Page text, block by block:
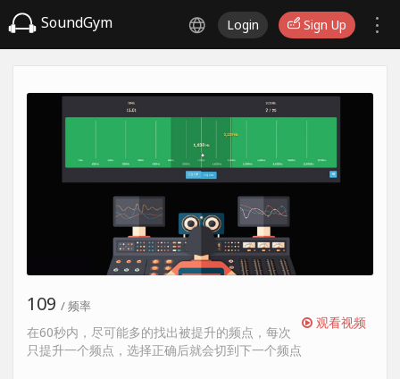
SoundGym Login Sign Up
观看视频
109 / 频率
在60秒内，尽可能多的找出被提升的频点，每次
只提升一个频点，选择正确后就会切到下一个频点